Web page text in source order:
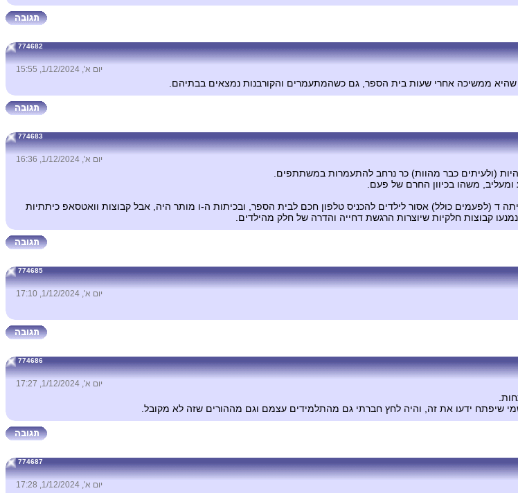
774682
יום א', 1/12/2024, 15:55
ממשיכה אחרי שעות בית הספר, גם כשהמתעמרים והקורבנות נמצאים בבתיהם.
774683
יום א', 1/12/2024, 16:36
(ולעיתים כבר מהוות) כר נרחב להתעמרות במשתתפים.
משהו בכיוון החרם של פעם.
ד (לפעמים כולל) אסור לילדים להכניס טלפון חכם לבית הספר, ובכיתות ה-ו מותר היה, אבל קבוצות וואטסאפ כיתתיות
קבוצות חלקיות שיוצרות הרגשת דחייה והדרה של חלק מהילדים.
774685
יום א', 1/12/2024, 17:10
774686
יום א', 1/12/2024, 17:27
שיפתח ידעו את זה, והיה לחץ חברתי גם מהתלמידים עצמם וגם מההורים שזה לא מקובל.
774687
יום א', 1/12/2024, 17:28